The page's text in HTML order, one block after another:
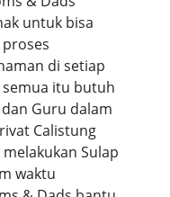
untuk bisa
di setiap
itu butuh
Guru dalam
Calistung
Sulap
waktu